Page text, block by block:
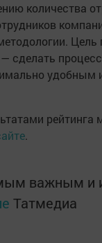
количества
Цель
— сделать
рейтинга
.
важным и
Татмедиа